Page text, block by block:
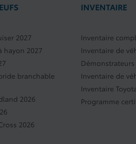
2027
hayon 2027
branchable
2026
2026
INVENTAIRE
Inventaire
Inventaire de
Démonstrateurs
Inventaire de
Inventaire
Programme